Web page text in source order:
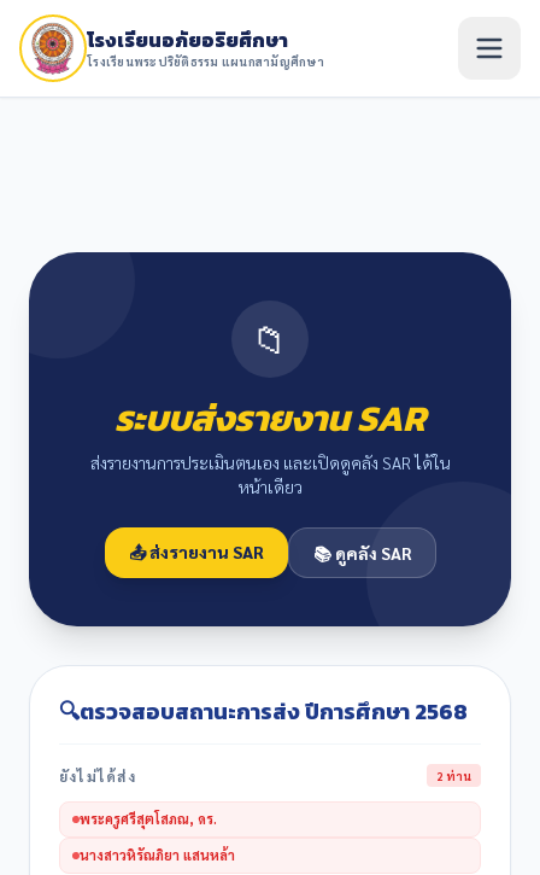
โรงเรียนอภัยอริยศึกษา
โรงเรียนพระปริยัติธรรม แผนกสามัญศึกษา
📁
ระบบส่งรายงาน SAR
ส่งรายงานการประเมินตนเอง และเปิดดูคลัง SAR ได้ใน
หน้าเดียว
📤 ส่งรายงาน SAR 📚 ดูคลัง SAR
🔍ตรวจสอบสถานะการส่ง ปีการศึกษา 2568
ยังไม่ได้ส่ง 2 ท่าน
พระครูศรีสุตโสภณ, ดร.
นางสาวหิรัณภิยา แสนหล้า